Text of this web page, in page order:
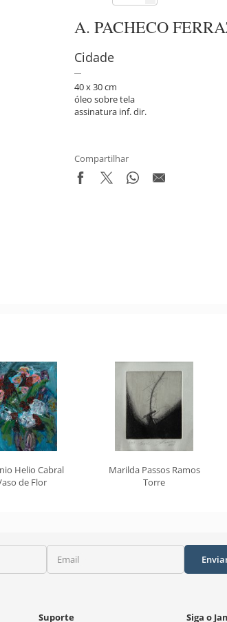
A. PACHECO
Cidade
40 x 30 cm
óleo sobre tela
assinatura inf. dir.
Compartilhar
Helio Cabral
de Flor
Marilda Passos Ramos
Torre
Email
Suporte Siga o